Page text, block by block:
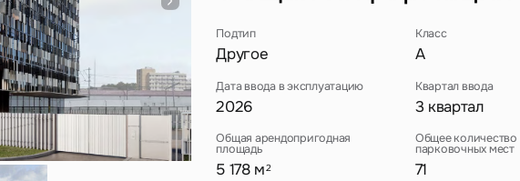
Подтип
Другое
Класс
A
Дата ввода в эксплуатацию
2026
Квартал ввода
3 квартал
Общая арендопригодная
площадь
5 178 м2
Общее количество
парковочных мест
71
поле
неверный форматСейчас
Отправить
на кнопку «Отправить», вы даете свое согласие на обработку и использование ваших